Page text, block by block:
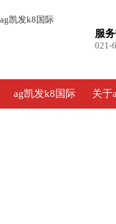
ag凯发k8国际
服
021-
ag凯发k8国际 关于